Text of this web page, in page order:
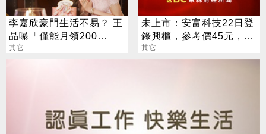
李嘉欣豪門生活不易？ 王
晶曝「僅能月領200
萬」：買個愛馬仕就沒了
其它
未上市：安富科技22日登
錄興櫃，參考價45元，營
運打底下個五年營收拚再
翻倍
其它